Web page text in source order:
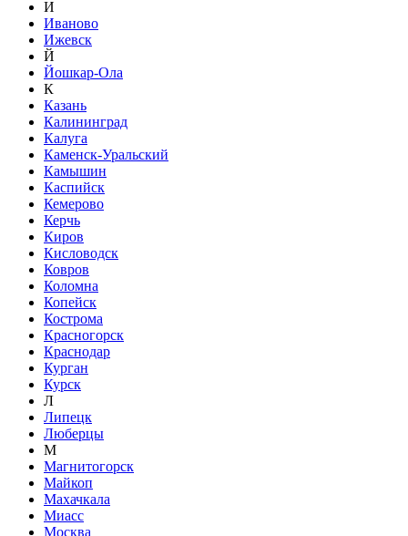
И
Иваново
Ижевск
Й
Йошкар-Ола
К
Казань
Калининград
Калуга
Каменск-Уральский
Камышин
Каспийск
Кемерово
Керчь
Киров
Кисловодск
Ковров
Коломна
Копейск
Кострома
Красногорск
Краснодар
Курган
Курск
Л
Липецк
Люберцы
М
Магнитогорск
Майкоп
Махачкала
Миасс
Москва